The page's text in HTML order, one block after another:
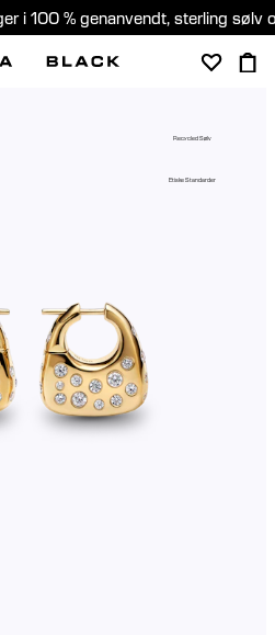
i 100 % genanvendt, sterling sølv
Recycled Sølv
Etiske Standarder